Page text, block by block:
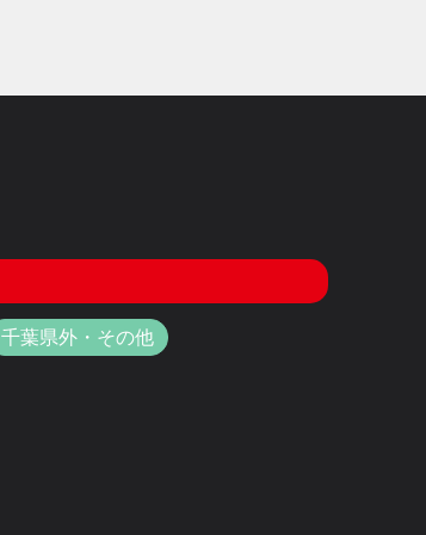
千葉県外・その他